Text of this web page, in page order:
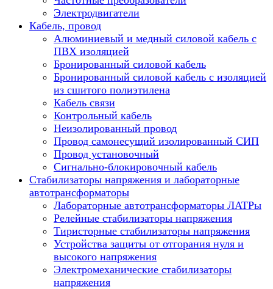
Электродвигатели
Кабель, провод
Алюминиевый и медный силовой кабель с
ПВХ изоляцией
Бронированный силовой кабель
Бронированный силовой кабель с изоляцией
из сшитого полиэтилена
Кабель связи
Контрольный кабель
Неизолированный провод
Провод самонесущий изолированный СИП
Провод установочный
Сигнально-блокировочный кабель
Стабилизаторы напряжения и лабораторные
автотрансформаторы
Лабораторные автотрансформаторы ЛАТРы
Релейные стабилизаторы напряжения
Тиристорные стабилизаторы напряжения
Устройства защиты от отгорания нуля и
высокого напряжения
Электромеханические стабилизаторы
напряжения